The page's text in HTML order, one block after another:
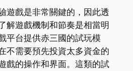
遊戲是非常關鍵的，因此透
解遊戲機制和節奏是相當明
平台提供赤三國的試玩模
不需要預先投資太多資金的
戲的操作和界面。這類的試